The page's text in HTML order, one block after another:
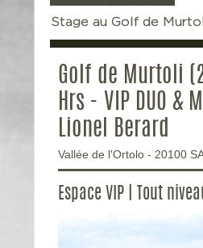
Stage au Golf de
Golf de Murtoli
Hrs - VIP DUO &
Lionel Berard
Vallée de l'Ortolo - 20100
Espace VIP | Tout